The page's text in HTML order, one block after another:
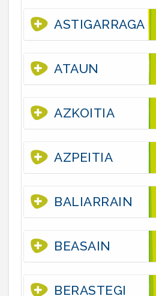
ASTIGARRAGA
ATAUN
AZKOITIA
AZPEITIA
BALIARRAIN
BEASAIN
BERASTEGI